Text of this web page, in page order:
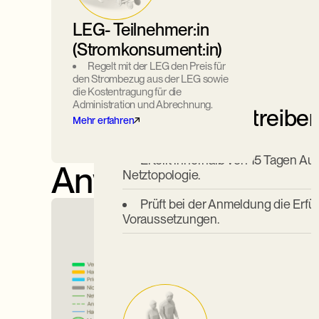
Verteilnetzbetreiber
Erteilt innerhalb von 15 Tagen
Netztopologie.
Prüft bei der Anmeldung die
Voraussetzungen.
Meter frei.
LEG- Teilnehmer:in
(Stromkonsument:in)
Regelt mit der LEG den Preis für
den Strombezug aus der LEG sowie
die Kostentragung für die
Administration und Abrechnung.
Mehr erfahren